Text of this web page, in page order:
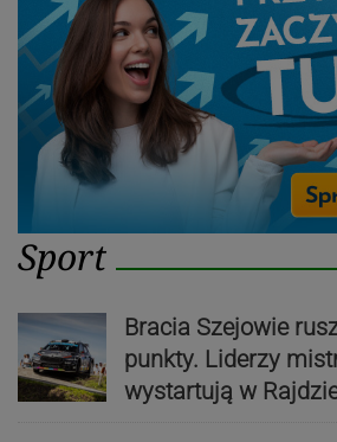
Sport
Bracia Szejowie
punkty. Liderzy
wystartują w